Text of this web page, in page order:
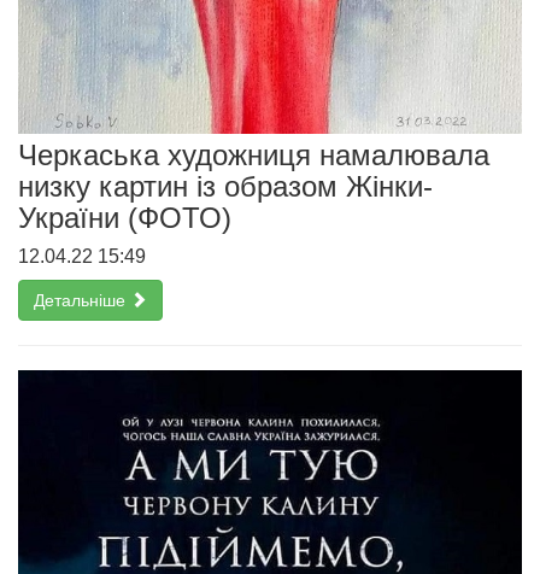
Черкаська художниця намалювала
низку картин із образом Жінки-
України (ФОТО)
12.04.22 15:49
Детальніше